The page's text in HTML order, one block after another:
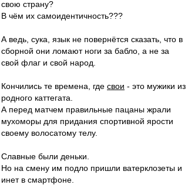
свою страну?
В чём их самоидентичность???
А ведь, сука, язык не повернётся сказать, что в
сборной они ломают ноги за бабло, а не за
свой флаг и свой народ.
Кончились те времена, где свои - это мужики из
родного каттегата.
А перед матчем правильные пацаны жрали
мухоморы для придания спортивной ярости
своему волосатому телу.
Славные были деньки.
Но на смену им подло пришли ватерклозеты и
инет в смартфоне.